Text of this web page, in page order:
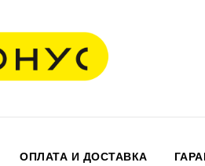
ОПЛАТА И ДОСТАВКА